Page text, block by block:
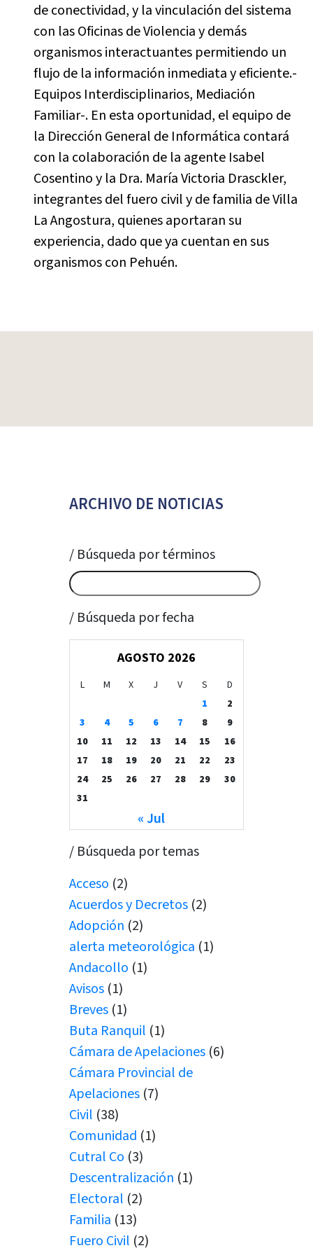
de conectividad, y la vinculación del sistema
con las Oficinas de Violencia y demás
organismos interactuantes permitiendo un
flujo de la información inmediata y eficiente.-
Equipos Interdisciplinarios, Mediación
Familiar-. En esta oportunidad, el equipo de
la Dirección General de Informática contará
con la colaboración de la agente Isabel
Cosentino y la Dra. María Victoria Drasckler,
integrantes del fuero civil y de familia de Villa
La Angostura, quienes aportaran su
experiencia, dado que ya cuentan en sus
organismos con Pehuén.
ARCHIVO DE NOTICIAS
/ Búsqueda por términos
/ Búsqueda por fecha
AGOSTO 2026
L M X J V S
D
1
2
3
4 5 6 7 8
9
10
11 12 13 14 15
16
17
18 19 20 21 22
23
24
25 26 27 28 29
30
31
« Jul
/ Búsqueda por temas
Acceso (2)
Acuerdos y Decretos (2)
Adopción (2)
alerta meteorológica (1)
Andacollo (1)
Avisos (1)
Breves (1)
Buta Ranquil (1)
Cámara de Apelaciones (6)
Cámara Provincial de
Apelaciones (7)
Civil (38)
Comunidad (1)
Cutral Co (3)
Descentralización (1)
Electoral (2)
Familia (13)
Fuero Civil (2)